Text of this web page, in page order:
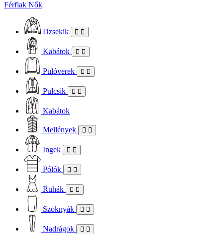
Férfiak Nők
Dzsekik
Kabátok
Pulóverek
Pulcsik
Kabátok
Mellények
Ingek
Pólók
Ruhák
Szoknyák
Nadrágok